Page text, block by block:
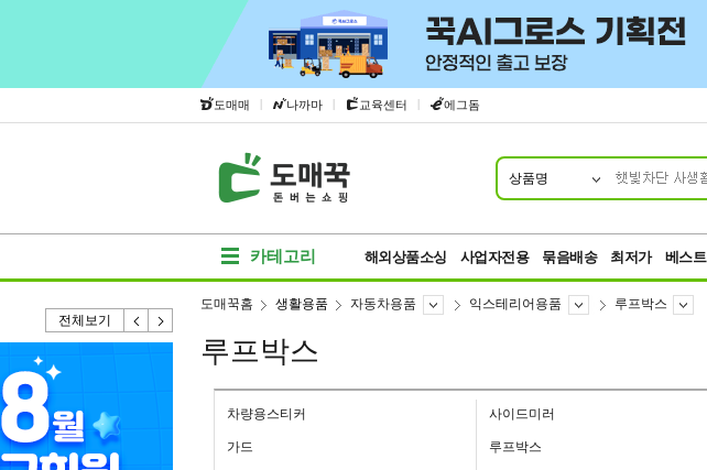
도매매 | 나까마 | 교육센터 | 에그돔
상품명
카테고리 해외상품소싱 사업자전용 묶음배송 최저가 베스트
전체보기
도매꾹홈 생활용품 자동차용품 익스테리어용품 루프박스
루프박스
차량용스티커 사이드미러
가드 루프박스